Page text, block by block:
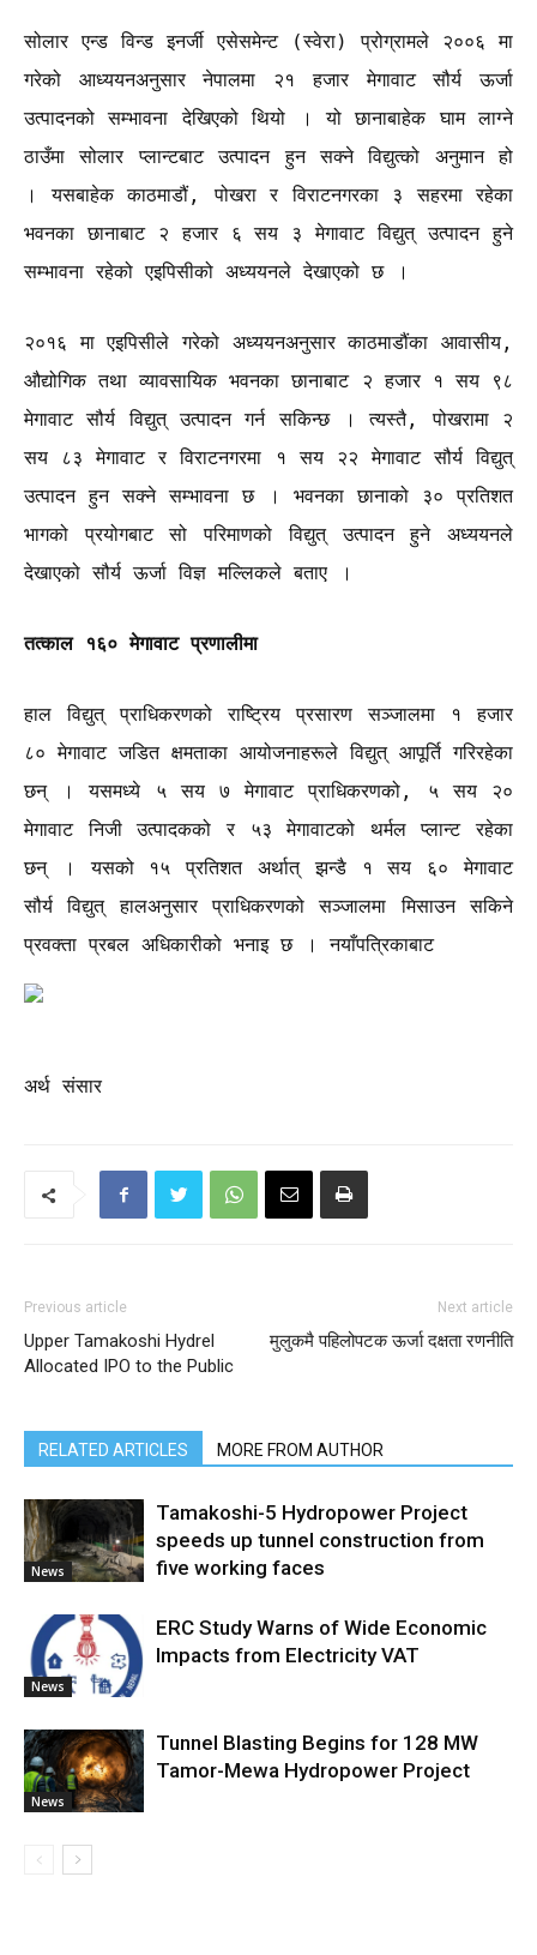
सोलार एन्ड विन्ड इनर्जी एसेसमेन्ट (स्वेरा) प्रोग्रामले २००६ मा
गरेको आध्ययनअनुसार नेपालमा २१ हजार मेगावाट सौर्य ऊर्जा
उत्पादनको सम्भावना देखिएको थियो । यो छानाबाहेक घाम लाग्ने
ठाउँमा सोलार प्लान्टबाट उत्पादन हुन सक्ने विद्युत्को अनुमान हो
। यसबाहेक काठमाडौं, पोखरा र विराटनगरका ३ सहरमा रहेका
भवनका छानाबाट २ हजार ६ सय ३ मेगावाट विद्युत् उत्पादन हुने
सम्भावना रहेको एइपिसीको अध्ययनले देखाएको छ ।
२०१६ मा एइपिसीले गरेको अध्ययनअनुसार काठमाडौंका आवासीय,
औद्योगिक तथा व्यावसायिक भवनका छानाबाट २ हजार १ सय ९८
मेगावाट सौर्य विद्युत् उत्पादन गर्न सकिन्छ । त्यस्तै, पोखरामा २
सय ८३ मेगावाट र विराटनगरमा १ सय २२ मेगावाट सौर्य विद्युत्
उत्पादन हुन सक्ने सम्भावना छ । भवनका छानाको ३० प्रतिशत
भागको प्रयोगबाट सो परिमाणको विद्युत् उत्पादन हुने अध्ययनले
देखाएको सौर्य ऊर्जा विज्ञ मल्लिकले बताए ।
तत्काल १६० मेगावाट प्रणालीमा
हाल विद्युत् प्राधिकरणको राष्ट्रिय प्रसारण सञ्जालमा १ हजार
८० मेगावाट जडित क्षमताका आयोजनाहरूले विद्युत् आपूर्ति गरिरहेका
छन् । यसमध्ये ५ सय ७ मेगावाट प्राधिकरणको, ५ सय २०
मेगावाट निजी उत्पादकको र ५३ मेगावाटको थर्मल प्लान्ट रहेका
छन् । यसको १५ प्रतिशत अर्थात् झन्डै १ सय ६० मेगावाट
सौर्य विद्युत् हालअनुसार प्राधिकरणको सञ्जालमा मिसाउन सकिने
प्रवक्ता प्रबल अधिकारीको भनाइ छ । नयाँपत्रिकाबाट
अर्थ संसार
Previous article
Upper Tamakoshi Hydrel
Allocated IPO to the Public
Next article
मुलुकमै पहिलोपटक ऊर्जा दक्षता रणनीति
RELATED ARTICLES MORE FROM AUTHOR
News
Tamakoshi-5 Hydropower Project
speeds up tunnel construction from
five working faces
News
ERC Study Warns of Wide Economic
Impacts from Electricity VAT
News
Tunnel Blasting Begins for 128 MW
Tamor-Mewa Hydropower Project